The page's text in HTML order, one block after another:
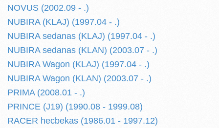
NOVUS (2002.09 - .)
NUBIRA (KLAJ) (1997.04 - .)
NUBIRA sedanas (KLAJ) (1997.04 - .)
NUBIRA sedanas (KLAN) (2003.07 - .)
NUBIRA Wagon (KLAJ) (1997.04 - .)
NUBIRA Wagon (KLAN) (2003.07 - .)
PRIMA (2008.01 - .)
PRINCE (J19) (1990.08 - 1999.08)
RACER hecbekas (1986.01 - 1997.12)